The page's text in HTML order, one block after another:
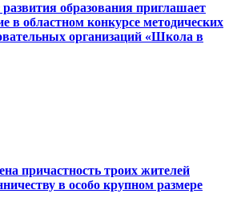
образования приглашает
в областном конкурсе методических
организаций «Школа в
причастность троих жителей
в особо крупном размере